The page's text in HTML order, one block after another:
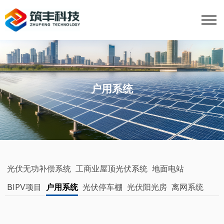
户用系统
光伏无功补偿系统 工商业屋顶光伏系统 地面电站
BIPV项目
户用系统 光伏停车棚 光伏阳光房 离网系统